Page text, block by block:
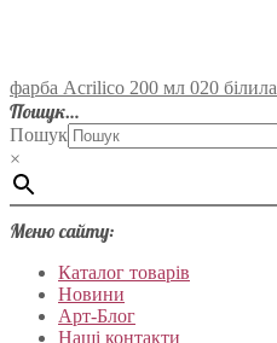
фарба Acrilico 200 мл 020 білила
Пошук…
Пошук
×
Меню сайту:
Каталог товарів
Новини
Арт-Блог
Наші контакти